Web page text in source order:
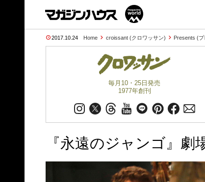
2017.10.24 Home croissant (クロワッサン) Presents (
毎月10・25日発売
1977年創刊
『永遠のジャンゴ』劇